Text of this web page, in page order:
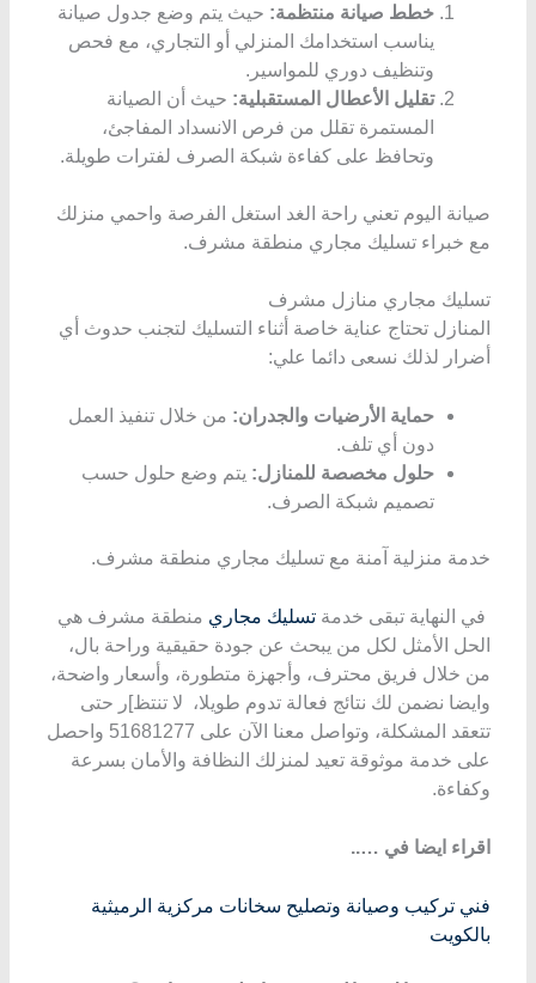
خطط صيانة منتظمة: حيث يتم وضع جدول صيانة
يناسب استخدامك المنزلي أو التجاري، مع فحص
وتنظيف دوري للمواسير.
تقليل الأعطال المستقبلية: حيث أن الصيانة
المستمرة تقلل من فرص الانسداد المفاجئ،
وتحافظ على كفاءة شبكة الصرف لفترات طويلة.
صيانة اليوم تعني راحة الغد استغل الفرصة واحمي منزلك
مع خبراء تسليك مجاري منطقة مشرف.
تسليك مجاري منازل مشرف
المنازل تحتاج عناية خاصة أثناء التسليك لتجنب حدوث أي
أضرار لذلك نسعى دائما علي:
حماية الأرضيات والجدران: من خلال تنفيذ العمل
دون أي تلف.
حلول مخصصة للمنازل: يتم وضع حلول حسب
تصميم شبكة الصرف.
خدمة منزلية آمنة مع تسليك مجاري منطقة مشرف.
في النهاية تبقى خدمةتسليك مجاري منطقة مشرف هي
الحل الأمثل لكل من يبحث عن جودة حقيقية وراحة بال،
من خلال فريق محترف، وأجهزة متطورة، وأسعار واضحة،
وايضا نضمن لك نتائج فعالة تدوم طويلا، لا تنتظ]ر حتى
تتعقد المشكلة، وتواصل معنا الآن على 51681277 واحصل
على خدمة موثوقة تعيد لمنزلك النظافة والأمان بسرعة
وكفاءة.
اقراء ايضا في …..
فني تركيب وصيانة وتصليح سخانات مركزية الرميثية
بالكويت